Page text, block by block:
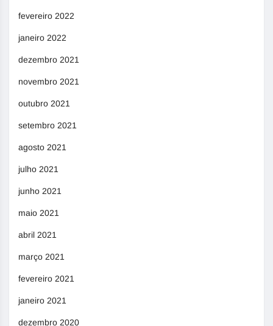
fevereiro 2022
janeiro 2022
dezembro 2021
novembro 2021
outubro 2021
setembro 2021
agosto 2021
julho 2021
junho 2021
maio 2021
abril 2021
março 2021
fevereiro 2021
janeiro 2021
dezembro 2020